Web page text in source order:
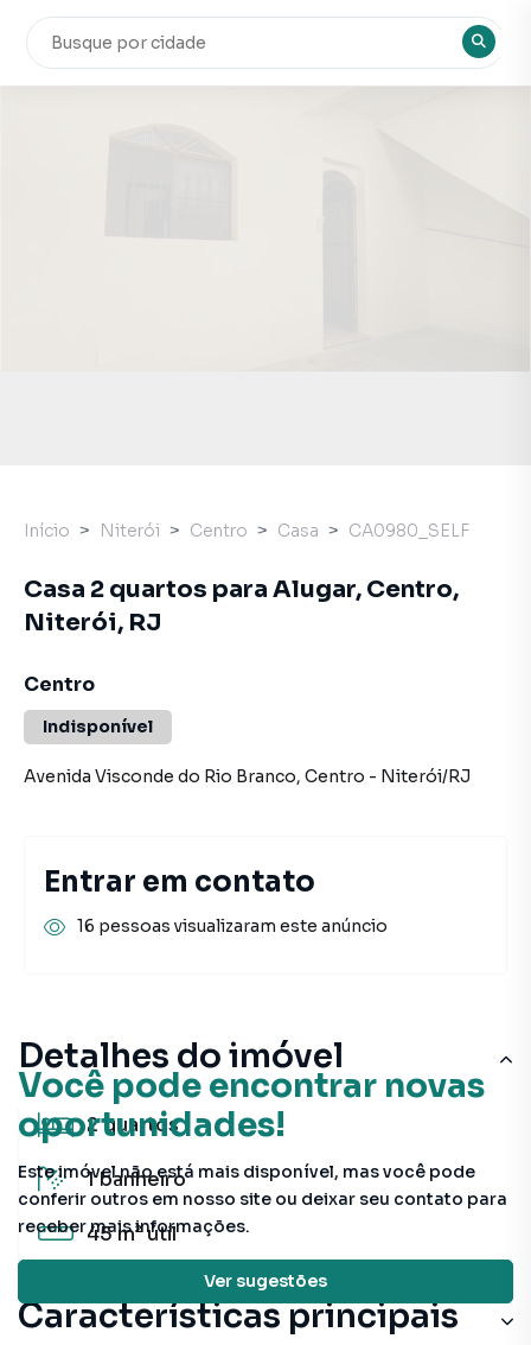
Você pode encontrar novas
oportunidades!
Este imóvel não está mais disponível, mas você pode
conferir outros em nosso site ou deixar seu contato para
receber mais informações.
Ver sugestões
Detalhes do imóvel
2quartos
1 banheiro
45 m²útil
Características principais
Início Niterói Centro Casa CA0980_SELF
Casa 2 quartos para Alugar, Centro,
Niterói, RJ
Centro
Indisponível
Avenida Visconde do Rio Branco, Centro - Niterói/RJ
Entrar em contato
16 pessoas visualizaram este anúncio